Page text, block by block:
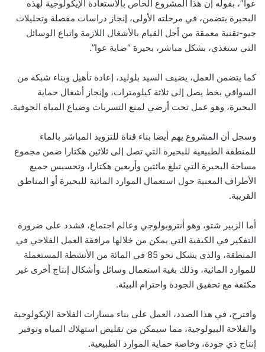
عوا”، بقوله إن هذا المشروع الخاص بالاستعادة الإيكولوجية لهذه
البحيرة يتضمن، في مرحلته الأولى، إنجاز دراسات مفصلة وتحليلات
جيو-تقنية معمقة من أجل القيام بالأشغال اللازمة واتباع الوسائل
التي ستغذي، بشكل مباشر، بحيرة “ضاية عوا”.
كما يتضمن العمل، يضيف السيد بلوليد، إعادة تأهيل وبناء شبكة من
السواقي بخط يصل إلى ثلاثة كيلومترات، وإنجاز أشغال حماية
البحيرة، وهو عمل تحت أرضي لمنع التسربات وضياع المياه الجوفية.
وسجل أن المشروع يهم أيضا بناء قناة للتزويد المباشر بالماء
للمنطقة الطبيعية للبحيرة التي تصل إلى ثلاثين هكتارا ضمن مجموع
مساحة البحيرة التي تبلغ مائتين وأربعين هكتارا، وتحسيس جميع
الأطراف المعنية حول استعمال الموارد المائية للبحيرة أو المناطق
القريبة.
أما الزبير شتو، وهو أنتروبولوجي وعالم اجتماع، فشدد على ضرورة
التفكير في الكيفية التي يمكن من خلالها مرافقة العمل الفلاحي في
المنطقة، والذي يشكل نحو 85 في المائة من الأنشطة المستعملة
للموارد المائية، وذلك بغية استعمال وسائل وأشكال إنتاج أخرى غير
مكثفة مع تحقيق الجودة واحترام البيئة.
واقترح، في هذا الصدد، العمل على بناء مسارات الفلاحة الإيكولوجية
والفلاحة البيولوجية، مما سيمكن من تقليص استهلاك المياه وتوفير
إنتاج ذي جودة، وخاصة حماية الموارد الطبيعية.